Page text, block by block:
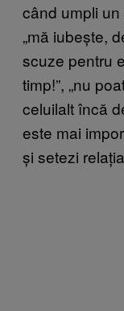
când umpli
„mă iubește,
scuze pentru
timp!”, „nu
celuilalt încă
este mai
și setezi